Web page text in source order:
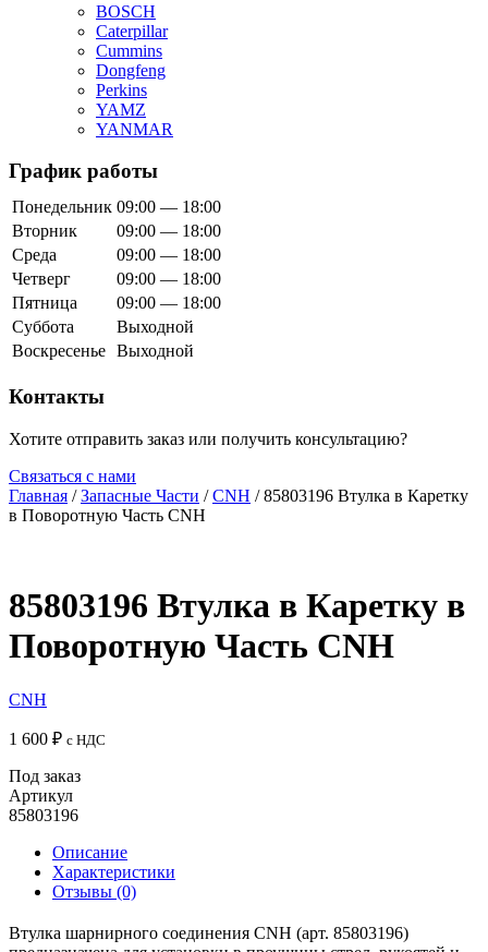
BOSCH
Caterpillar
Cummins
Dongfeng
Perkins
YAMZ
YANMAR
График работы
Понедельник 09:00 — 18:00
Вторник
09:00 — 18:00
Среда
09:00 — 18:00
Четверг
09:00 — 18:00
Пятница
09:00 — 18:00
Суббота
Выходной
Воскресенье Выходной
Контакты
Хотите отправить заказ или получить консультацию?
Связаться с нами
Главная /Запасные Части /CNH / 85803196 Втулка в Каретку
в Поворотную Часть CNH
85803196 Втулка в Каретку в
Поворотную Часть CNH
CNH
1 600 ₽ с НДС
Под заказ
Артикул
85803196
Описание
Характеристики
Отзывы (0)
Втулка шарнирного соединения CNH (арт. 85803196)